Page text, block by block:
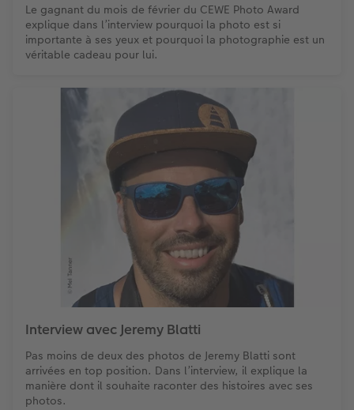
Le gagnant du mois de février du CEWE Photo Award
explique dans l’interview pourquoi la photo est si
importante à ses yeux et pourquoi la photographie est un
véritable cadeau pour lui.
Interview avec Jeremy Blatti
Pas moins de deux des photos de Jeremy Blatti sont
arrivées en top position. Dans l’interview, il explique la
manière dont il souhaite raconter des histoires avec ses
photos.